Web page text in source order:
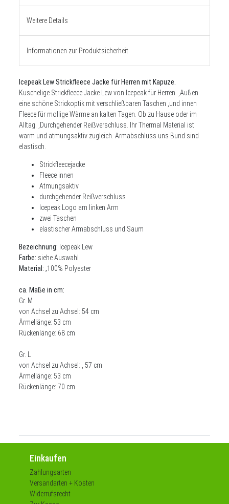
Weitere Details
Informationen zur Produktsicherheit
Icepeak Lew Strickfleece Jacke für Herren mit Kapuze.
Kuschelige Strickfleece Jacke Lew von Icepeak für Herren. ,Außen
eine schöne Strickoptik mit verschließbaren Taschen ,und innen
Fleece für mollige Wärme an kalten Tagen. Ob zu Hause oder im
Alltag. ,Durchgehender Reißverschluss. Ihr Thermal Material ist
warm und atmungsaktiv zugleich. Armabschluss uns Bund sind
elastisch.
Strickfleecejacke
Fleece innen
Atmungsaktiv
durchgehender Reißverschluss
Icepeak Logo am linken Arm
zwei Taschen
elastischer Armabschluss und Saum
Bezeichnung: Icepeak Lew
Farbe: siehe Auswahl
Material: ,100% Polyester
ca. Maße in cm:
Gr. M
von Achsel zu Achsel: 54 cm
Ärmellänge: 53 cm
Rückenlänge: 68 cm
Gr. L
von Achsel zu Achsel: , 57 cm
Ärmellänge: 53 cm
Rückenlänge: 70 cm
Einkaufen
Zahlungsarten
Versandarten + Kosten
Widerrufsrecht